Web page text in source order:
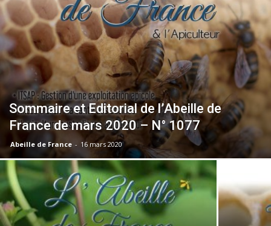
Sommaire et Editorial de l’Abeille de
France de mars 2020 – N° 1077
Abeille de France - 16 mars 2020